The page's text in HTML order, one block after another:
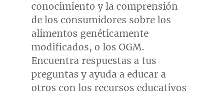
conocimiento y la comprensión
de los consumidores sobre los
alimentos genéticamente
modificados, o los OGM.
Encuentra respuestas a tus
preguntas y ayuda a educar a
otros con los recursos educativos